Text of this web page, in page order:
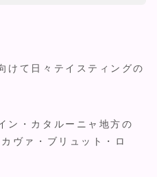
けて日々テイスティングの
ン・カタルーニャ地方の
ヴァ・ブリュット・ロ